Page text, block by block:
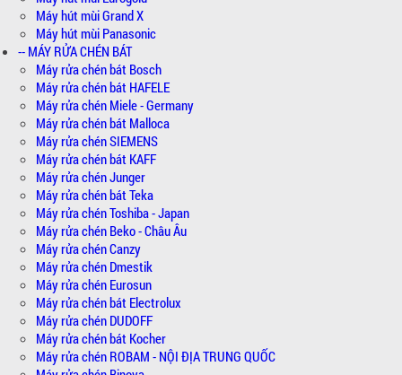
Máy hút mùi Grand X
Máy hút mùi Panasonic
-- MÁY RỬA CHÉN BÁT
Máy rửa chén bát Bosch
Máy rửa chén bát HAFELE
Máy rửa chén Miele - Germany
Máy rửa chén bát Malloca
Máy rửa chén SIEMENS
Máy rửa chén bát KAFF
Máy rửa chén Junger
Máy rửa chén bát Teka
Máy rửa chén Toshiba - Japan
Máy rửa chén Beko - Châu Âu
Máy rửa chén Canzy
Máy rửa chén Dmestik
Máy rửa chén Eurosun
Máy rửa chén bát Electrolux
Máy rửa chén DUDOFF
Máy rửa chén bát Kocher
Máy rửa chén ROBAM - NỘI ĐỊA TRUNG QUỐC